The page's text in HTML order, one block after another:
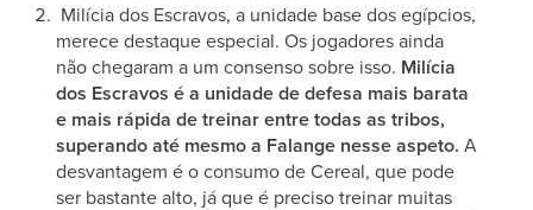
Milícia dos Escravos, a unidade base dos egípcios,
merece destaque especial. Os jogadores ainda
não chegaram a um consenso sobre isso. Milícia
dos Escravos é a unidade de defesa mais barata
e mais rápida de treinar entre todas as tribos,
superando até mesmo a Falange nesse aspeto. A
desvantagem é o consumo de Cereal, que pode
ser bastante alto, já que é preciso treinar muitas